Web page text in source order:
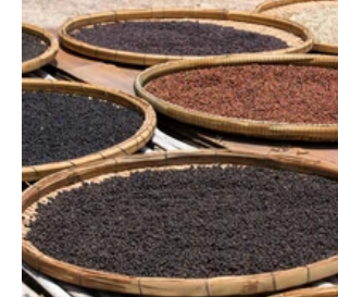
Od malých rodinných farem pepř vykupujeme
podmínek, které zaručují férovou odměnu
pěstitelea snažíme se tento přístup
ostatními obchodníky.
Díky tomu nákupem u nás získáte nejen pepř
ale také jistotu, že kupujete udržitelný a
produkt, který pomůže zajistit jeho
péči a vzdělání pro své děti.